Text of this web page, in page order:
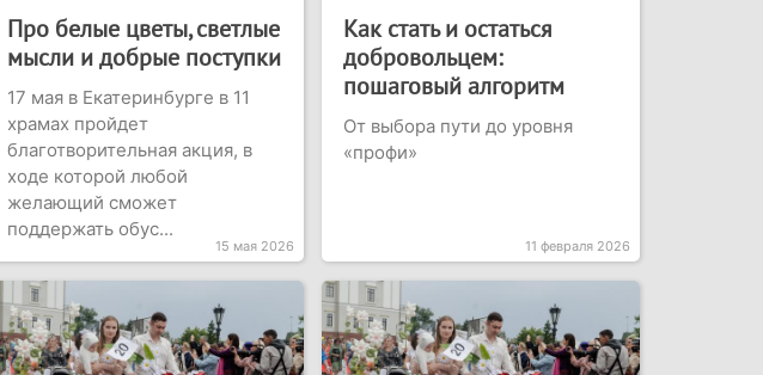
Про белые цветы, светлые
мысли и добрые поступки
17 мая в Екатеринбурге в 11
храмах пройдет
благотворительная акция, в
ходе которой любой
желающий сможет
поддержать обус...
15 мая 2026
Как стать и остаться
добровольцем:
пошаговый алгоритм
От выбора пути до уровня
«профи»
11 февраля 2026